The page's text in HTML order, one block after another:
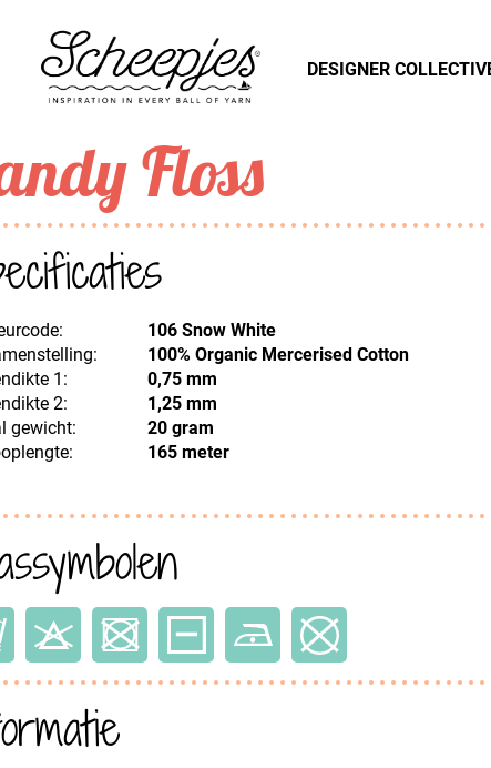
Floss
106 Snow White
100% Organic Mercerised Cotton
1:
0,75 mm
2:
1,25 mm
gewicht:
20 gram
165 meter
DESIGNER